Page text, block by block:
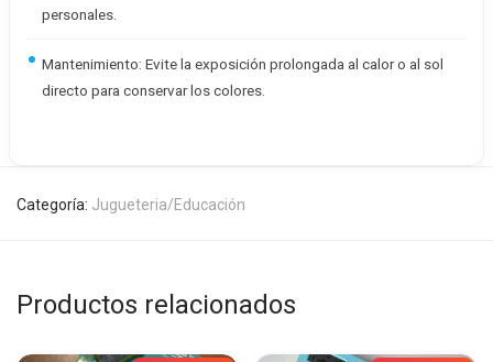
personales.
Mantenimiento: Evite la exposición prolongada al calor o al sol
directo para conservar los colores.
Categoría: Jugueteria/Educación
Productos relacionados